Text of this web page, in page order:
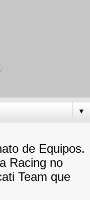
▼
de Equipos.
Racing no
Team que